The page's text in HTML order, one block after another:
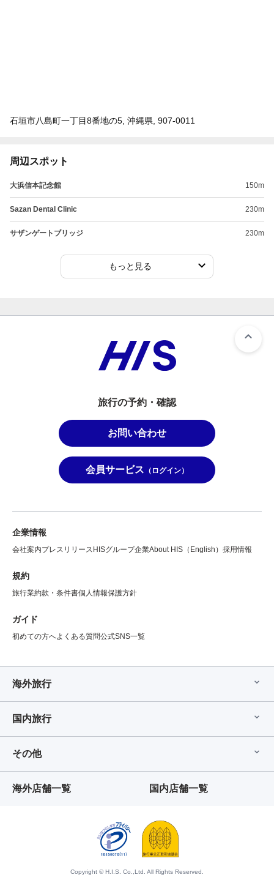
石垣市八島町一丁目8番地の5, 沖縄県, 907-0011
周辺スポット
大浜信本記念館 150m
Sazan Dental Clinic 230m
サザンゲートブリッジ 230m
もっと見る
旅行の予約・確認
お問い合わせ
会員サービス （ログイン）
企業情報
会社案内プレスリリース HISグループ企業About HIS（English） 採用情報
規約
旅行業約款・条件書個人情報保護方針
ガイド
初めての方へよくある質問公式SNS一覧
海外旅行
国内旅行
その他
海外店舗一覧 国内店舗一覧
Copyright © H.I.S. Co.,Ltd. All Rights Reserved.